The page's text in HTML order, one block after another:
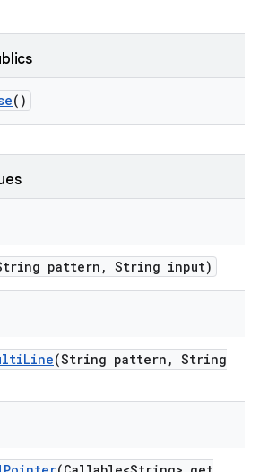
()
pattern , String input)
Line(String pattern , String